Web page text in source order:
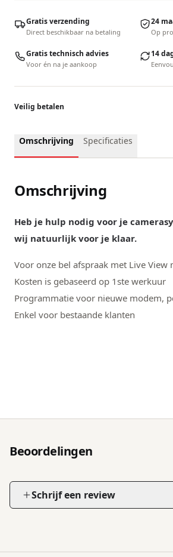
Gratis verzending
Direct beschikbaar na betaling
24
Op
Gratis technisch advies
Voor én na je aankoop
14
Veilig betalen
Omschrijving Specificaties
Omschrijving
Heb je hulp nodig voor je
wij natuurlijk voor je klaar.
Voor onze bel afspraak met Live View
Kosten is gebaseerd op 1ste werkuur
Programmatie voor nieuwe modem,
Enkel voor bestaande klanten
Beoordelingen
Schrijf een review